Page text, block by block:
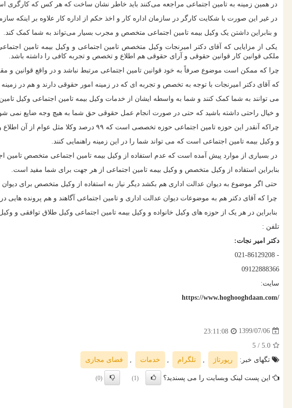
در همین زمینه به تامین اجتماعی مراجعه می‌کنند باید خاطر نشان ساخت که هر کس که کارگری
در غیر این صورت با شکایت کارگر در سازمان اداره کار و اخذ حکم از اداره کار علاوه بر اینکه
و بنابراین داشتن یک وکیل بیمه تامین اجتماعی متخصص و مجرب بسیار می‌تواند به شما کمک کند.
یکی از مزایایی که آقای دکتر امیرنجات وکیل متخصص تامین اجتماعی و وکیل بیمه تامین
ملکی قوانین کار قوانین حقوقی و آرای حقوقی هم اطلاع و تخصص و تجربه کافی را داشته باشد.
چرا که ممکن است موضوع صرفاً به خود قوانین تامین اجتماعی مرتبط نباشد و در واقع قوانین و
که آقای دکتر امیرنجات با توجه به تخصص و تجربه ای که در زمینه امور حقوقی دارند و هم در
می توانند به شما کمک کنند و شما به واسطه ایشان از خدمات وکیل بیمه تامین اجتماعی وکیل
و خیال راحتی داشته باشید که حتی در صورت انجام عمل حقوقی حق شما به هیچ وجه ضایع نمی
چراکه آنقدر این حوزه تامین اجتماعی حوزه تخصصی است که ۹۹ درصد وکلا مثل عوام از آن اطلاع و سررشته ندارد.
و وکیل بیمه تامین اجتماعی است که می تواند شما را در این زمینه راهنمایی کنند.
در بسیاری از موارد پیش آمده است که عدم استفاده از وکیل بیمه تامین اجتماعی متخصص
بنابراین استفاده از وکیل متخصص و وکیل بیمه تامین اجتماعی از هر جهت برای شما مفید است.
حتی اگر موضوع به دیوان عدالت اداری هم بکشد دیگر نیاز به استفاده از وکیل متخصص برای
چرا که آقای دکتر هم به موضوعات دیوان عدالت اداری و تامین اجتماعی آگاهند و هم پرونده هایی در
بنابراین در هر یک از حوزه های وکیل خانواده و وکیل بیمه تامین اجتماعی وکیل طلاق توافقی و
تلفن :
دکتر امیر نجات:
021-86129208 -
09122888366
سایت:
https://www.hoghooghdaan.com/
1399/07/06
23:11:08
5.0
/ 5
تگهای خبر:
رپورتاژ , تلگرام , خدمات , فضای مجازی
این پست لینک وبسایت را می پسندید؟ (1)
(0)